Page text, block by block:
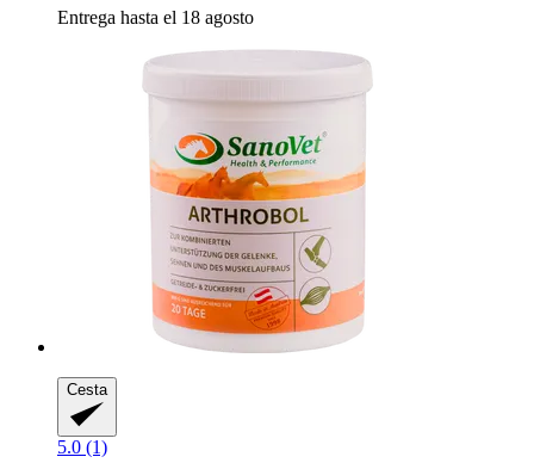
Entrega hasta el 18 agosto
Cesta
5.0 (1)